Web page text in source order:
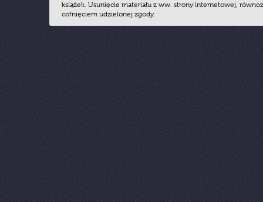
książek. Usunięcie materiału z ww. strony internetowej,
cofnięciem udzielonej zgody.